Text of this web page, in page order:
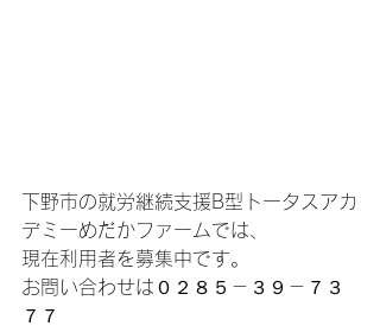
下野市の就労継続支援B型トータスアカ
デミーめだかファームでは、
現在利用者を募集中です。
お問い合わせは０２８５－３９－７３
７７